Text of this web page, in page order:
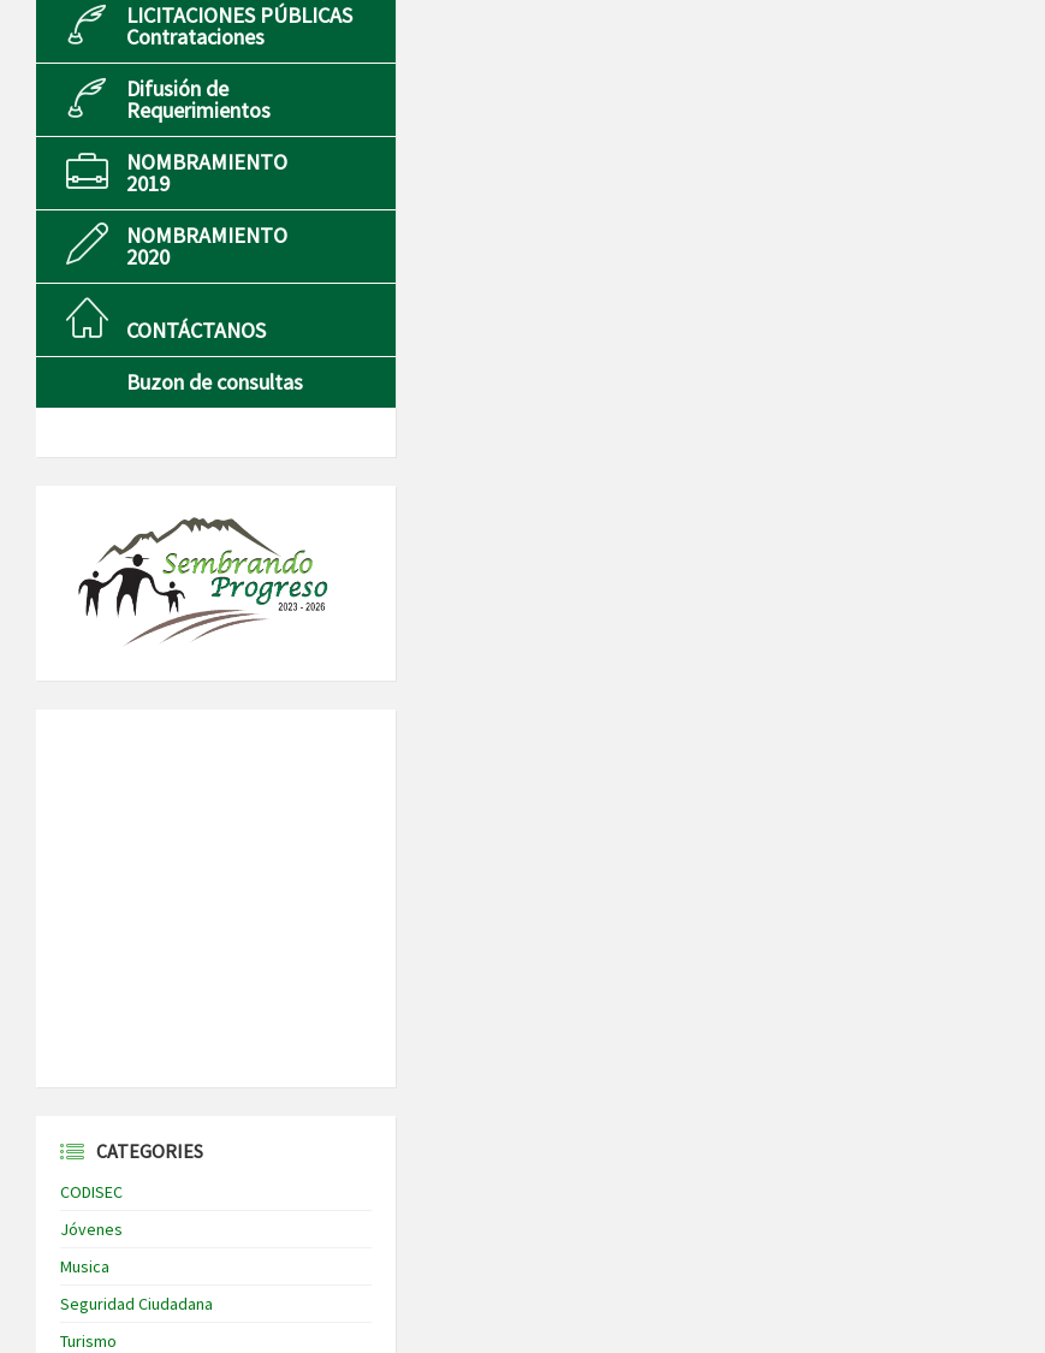
LICITACIONES PÚBLICAS
Contrataciones
Difusión de
Requerimientos
NOMBRAMIENTO
2019
NOMBRAMIENTO
2020
CONTÁCTANOS
Buzon de consultas
CATEGORIES
CODISEC
Jóvenes
Musica
Seguridad Ciudadana
Turismo